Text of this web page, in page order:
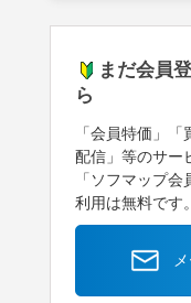
まだ会員
ら
「会員特価」
配信」等のサー
「ソフマップ
利用は無料です。